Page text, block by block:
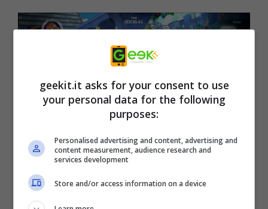
Tante ore da passare in compagnia delle
ragazze di Kandagawa Jet Girls, tante sfide
ad alta velocità da affrontare, tante
geekit.it asks for your consent to use
your personal data for the following
purposes:
Personalised advertising and content, advertising and
content measurement, audience research and
services development
Store and/or access information on a device